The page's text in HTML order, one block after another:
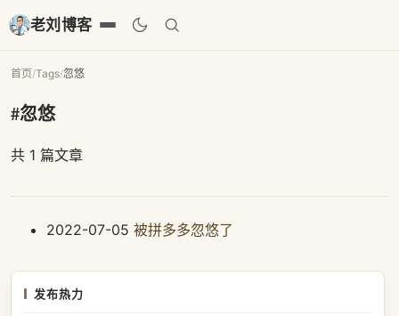
老刘博客
首页/Tags/忽悠
#忽悠
共 1 篇文章
2022-07-05 被拼多多忽悠了
发布热力